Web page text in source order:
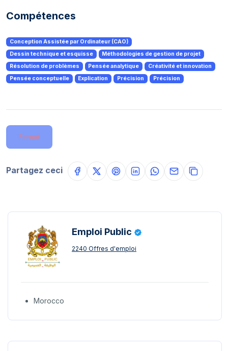
Compétences
Conception Assistée par Ordinateur (CAO)
Dessin technique et esquisse
Méthodologies de gestion de projet
Résolution de problèmes
Pensée analytique
Créativité et innovation
Pensée conceptuelle
Explication Précision Précision
Fermé
Partagez ceci
Emploi Public
2240 Offres d'emploi
Morocco